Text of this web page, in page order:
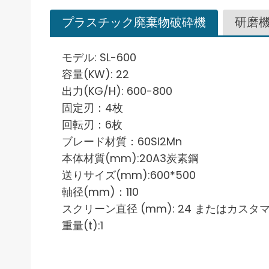
プラスチック廃棄物破砕機 研磨
モデル: SL-600
容量(KW): 22
出力(KG/H): 600-800
固定刃：4枚
回転刃：6枚
ブレード材質：60Si2Mn
本体材質(mm):20A3炭素鋼
送りサイズ(mm):600*500
軸径(mm)：110
スクリーン直径 (mm): 24 またはカスタ
重量(t):1